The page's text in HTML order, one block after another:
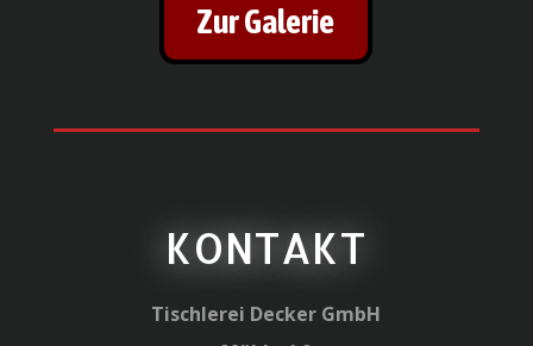
Zur Galerie
KONTAKT
Tischlerei Decker GmbH